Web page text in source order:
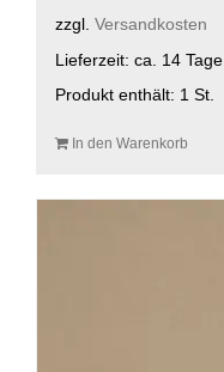
zzgl. Versandkosten
Lieferzeit: ca. 14 Tage
Produkt enthält: 1 St.
In den Warenkorb